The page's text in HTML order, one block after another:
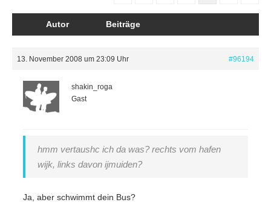
Autor Beiträge
13. November 2008 um 23:09 Uhr #96194
shakin_roga
Gast
hmm vertaushc ich da was? rechts vom hafen
wijk, links davon ijmuiden?
Ja, aber schwimmt dein Bus?